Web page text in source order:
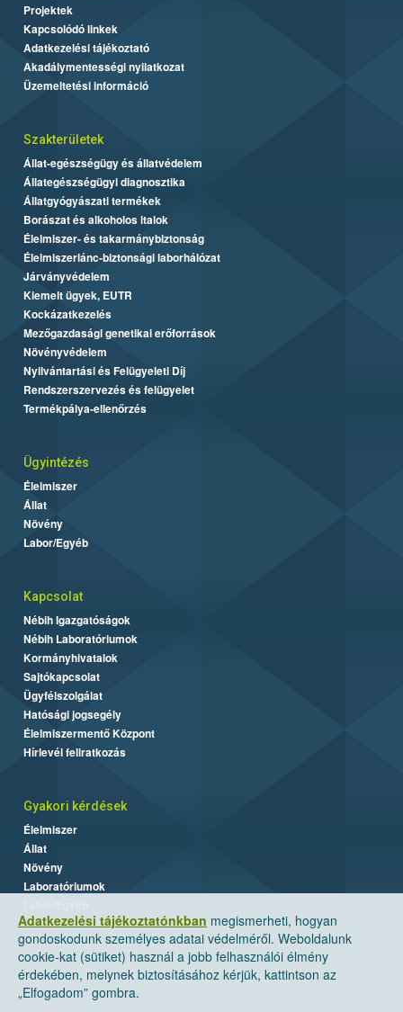
Adatkezelési tájékoztatónkban megismerheti, hogyan
gondoskodunk személyes adatai védelméről. Weboldalunk
cookie-kat (sütiket) használ a jobb felhasználói élmény
érdekében, melynek biztosításához kérjük, kattintson az
„Elfogadom” gombra.
Projektek
Kapcsolódó linkek
Adatkezelési tájékoztató
Akadálymentességi nyilatkozat
Üzemeltetési információ
Szakterületek
Állat-egészségügy és állatvédelem
Állategészségügyi diagnosztika
Állatgyógyászati termékek
Borászat és alkoholos italok
Élelmiszer- és takarmánybiztonság
Élelmiszerlánc-biztonsági laborhálózat
Járványvédelem
Kiemelt ügyek, EUTR
Kockázatkezelés
Mezőgazdasági genetikai erőforrások
Növényvédelem
Nyilvántartási és Felügyeleti Díj
Rendszerszervezés és felügyelet
Termékpálya-ellenőrzés
Ügyintézés
Élelmiszer
Állat
Növény
Labor/Egyéb
Kapcsolat
Nébih Igazgatóságok
Nébih Laboratóriumok
Kormányhivatalok
Sajtókapcsolat
Ügyfélszolgálat
Hatósági jogsegély
Élelmiszermentő Központ
Hírlevél feliratkozás
Gyakori kérdések
Élelmiszer
Állat
Növény
Laboratóriumok